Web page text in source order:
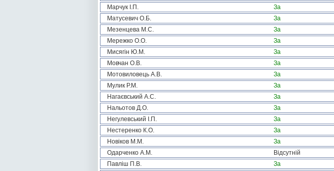
Марчук І.П.
За
Матусевич О.Б.
За
Мезенцева М.С.
За
Мережко О.О.
За
Мисягін Ю.М.
За
Мовчан О.В.
За
Мотовиловець А.В.
За
Мулик Р.М.
За
Нагаєвський А.С.
За
Нальотов Д.О.
За
Негулевський І.П.
За
Нестеренко К.О.
За
Новіков М.М.
За
Одарченко А.М.
Відсутній
Павліш П.В.
За